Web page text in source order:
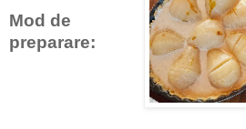
Mod de
preparare: